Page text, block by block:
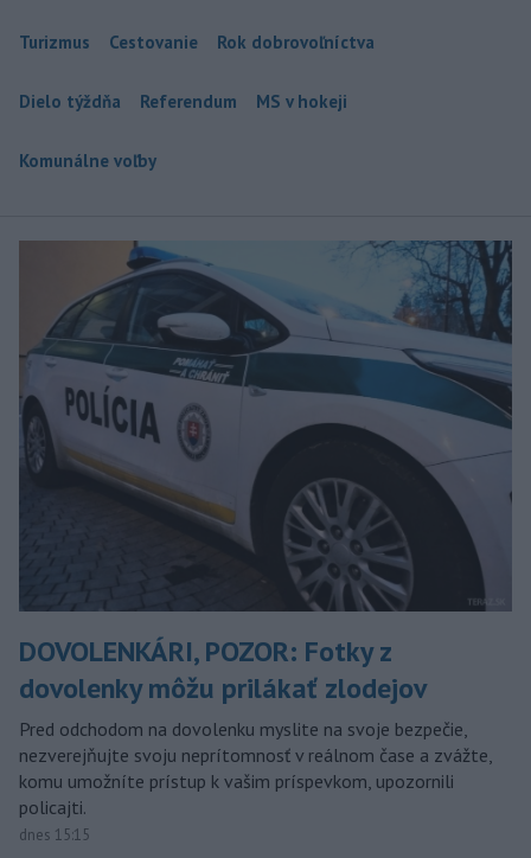
Turizmus Cestovanie Rok dobrovoľníctva
Dielo týždňa Referendum MS v hokeji
Komunálne voľby
DOVOLENKÁRI, POZOR: Fotky z
dovolenky môžu prilákať zlodejov
Pred odchodom na dovolenku myslite na svoje bezpečie,
nezverejňujte svoju neprítomnosť v reálnom čase a zvážte,
komu umožníte prístup k vašim príspevkom, upozornili
policajti.
dnes 15:15